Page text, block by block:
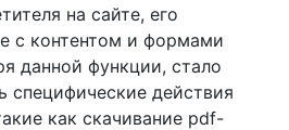
на сайте, его
с контентом и формами
данной функции, стало
специфические действия
как скачивание pdf-